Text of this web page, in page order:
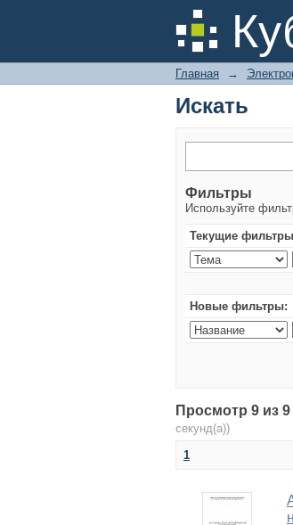
Искать
Главная →
Искать
Фильтры
Используйте
Текущие
Новые фильтры:
Просмотр 9 из
секунд(а))
1